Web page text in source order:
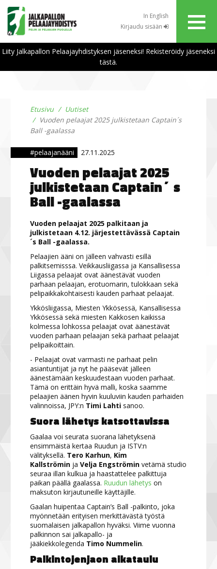
In English
Kirjaudu sisään
Liity Jalkapallon Pelaajayhdistyksen jäseneksi! Rekisteröidy jäseneksi
tästä.
Etusivu
Uutiset
Vuoden pelaajat 2025 julkistetaan Captain´s
Ball -gaalassa
#pelaajanääni 27.11.2025
Vuoden pelaajat 2025
julkistetaan Captain´s
Ball -gaalassa
Vuoden pelaajat 2025 palkitaan ja
julkistetaan 4.12. järjestettävässä Captain
´s Ball -gaalassa.
Pelaajien ääni on jälleen vahvasti esillä
palkitsemisssa. Veikkausliigassa ja Kansallisessa
Liigassa pelaajat ovat äänestävät vuoden
parhaan pelaajan, erotuomarin, tulokkaan sekä
pelipaikkakohtaisesti kauden parhaat pelaajat.
Ykkösliigassa, Miesten Ykkösessä, Kansallisessa
Ykkösessä sekä miesten Kakkosen kaikissa
kolmessa lohkossa pelaajat ovat äänestävät
vuoden parhaan pelaajan sekä parhaat pelaajat
pelipaikoittain.
- Pelaajat ovat varmasti ne parhaat pelin
asiantuntijat ja nyt he pääsevät jälleen
äänestämään keskuudestaan vuoden parhaat.
Tämä on erittäin hyvä malli, koska saamme
pelaajien äänen hyvin kuuluviin kauden parhaiden
valinnoissa, JPY:n Timi Lahtisanoo.
Suora lähetys katsottavissa
Gaalaa voi seurata suorana lähetyksenä
ensimmäistä kertaa Ruudun ja ISTV:n
välityksellä. Tero Karhun, Kim
Kallströmin jaVelja Engströminvetämä studio
seuraa illan kulkua ja haastattelee palkittuja
paikan päällä gaalassa. Ruudun lähetys on
maksuton kirjautuneille käyttäjille.
Gaalan huipentaa Captain’s Ball -palkinto, joka
myönnetään erityisen merkittävästä työstä
suomalaisen jalkapallon hyväksi. Viime vuonna
palkinnon sai jalkapallo- ja
jääkiekkolegenda Timo Nummelin.
Palkintojenjaon aikataulu